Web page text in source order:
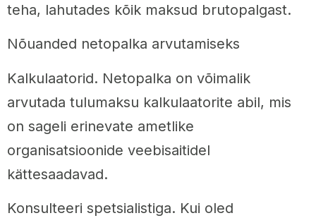
teha, lahutades kõik maksud brutopalgast.
Nõuanded netopalka arvutamiseks
Kalkulaatorid. Netopalka on võimalik
arvutada tulumaksu kalkulaatorite abil, mis
on sageli erinevate ametlike
organisatsioonide veebisaitidel
kättesaadavad.
Konsulteeri spetsialistiga. Kui oled